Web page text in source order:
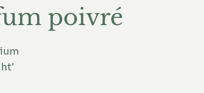
poivré